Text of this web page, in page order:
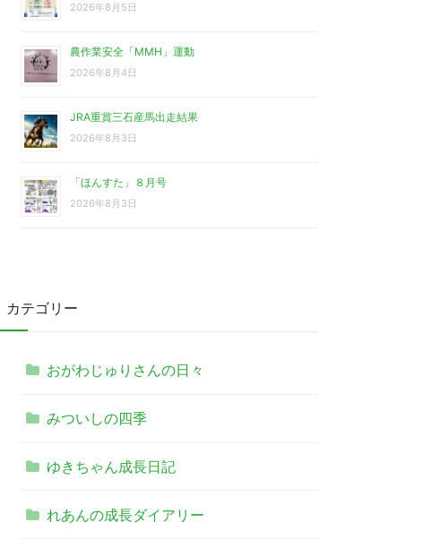
2026年8月5日
農作業安全「MMH」運動
2026年8月4日
JRA重賞三石産馬出走結果
2026年8月3日
「ほんすた」８月号
2026年8月3日
カテゴリー
おがわじゅりさんの日々
みついしの四季
ゆきちゃん成長日記
れあんの成長ダイアリー